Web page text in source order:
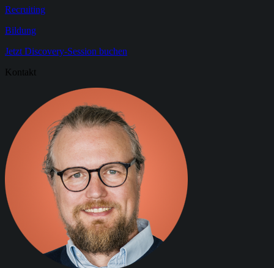
Recruiting
Bildung
Jetzt Discovery-Session buchen
Kontakt